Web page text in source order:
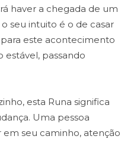
haver a chegada de um
seu intuito é o de casar
este acontecimento
estável, passando
esta Runa significa
Uma pessoa
em seu caminho, atenção